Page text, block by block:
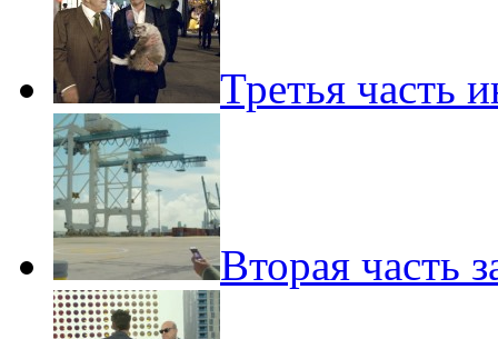
Третья часть
Вторая часть